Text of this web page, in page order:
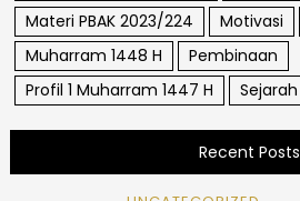
Materi PBAK 2023/224
Motivasi
Muharram 1448 H
Pembinaan
Profil 1 Muharram 1447 H
Sejarah
Recent Posts